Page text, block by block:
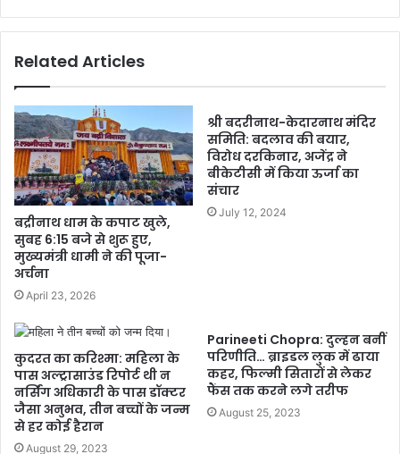
Related Articles
बद्रीनाथ धाम के कपाट खुले,
सुबह 6:15 बजे से शुरू हुए,
मुख्यमंत्री धामी ने की पूजा-
अर्चना
April 23, 2026
श्री बदरीनाथ-केदारनाथ मंदिर
समिति: बदलाव की बयार,
विरोध दरकिनार, अजेंद्र ने
बीकेटीसी में किया ऊर्जा का
संचार
July 12, 2024
कुदरत का करिश्मा: महिला के
पास अल्ट्रासाउंड रिपोर्ट थी न
नर्सिंग अधिकारी के पास डॉक्टर
जैसा अनुभव, तीन बच्चों के जन्म
से हर कोई हैरान
August 29, 2023
Parineeti Chopra: दुल्हन बनीं
परिणीति… ब्राइडल लुक में ढाया
कहर, फिल्मी सितारों से लेकर
फैंस तक करने लगे तरीफ
August 25, 2023